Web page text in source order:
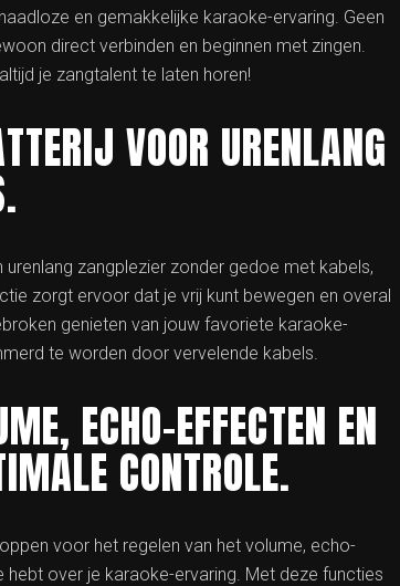
en gemakkelijke karaoke-ervaring. Geen
direct verbinden en beginnen met zingen.
je zangtalent te laten horen!
VOOR URENLANG
zangplezier zonder gedoe met kabels,
zorgt ervoor dat je vrij kunt bewegen en overal
genieten van jouw favoriete karaoke-
te worden door vervelende kabels.
ECHO-EFFECTEN EN
CONTROLE.
voor het regelen van het volume, echo-
over je karaoke-ervaring. Met deze functies